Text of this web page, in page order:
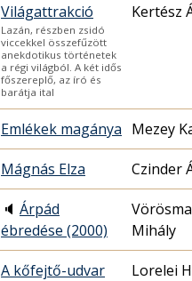
Világattrakció
Lazán, részben zsidó
viccekkel összefűzött
anekdotikus történetek
a régi világból. A két idős
főszereplő, az író és
barátja ital
Kertész
Emlékek magánya Mezey
Mágnás Elza Czinder
🔈 Árpád
ébredése (2000)
Mihály
A kőfejtő-udvar Lorelei